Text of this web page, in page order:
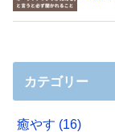
カテゴリー
癒やす (16)